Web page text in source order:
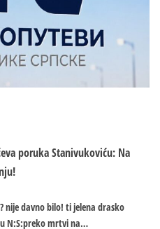
poruka Stanivukoviću: Na
nije davno bilo! ti jelena drasko
N:S:preko mrtvi na…